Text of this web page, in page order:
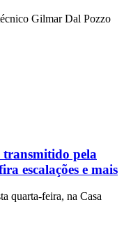
Gilmar Dal Pozzo
transmitido pela
escalações e mais
quarta-feira, na Casa